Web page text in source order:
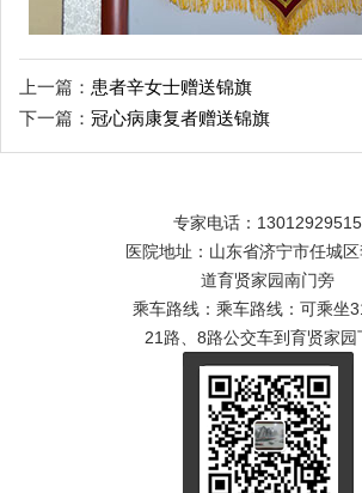
上一篇： 患者辛女士赠送锦旗
下一篇： 冠心病康复者赠送锦旗
专家电话：13012929515
医院地址：山东省济宁市任城
道育贤家园南门旁
乘车路线：乘车路线：可乘坐
21路、8路公交车到育贤家园